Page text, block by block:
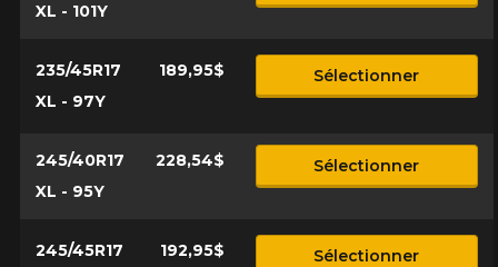
XL - 101Y
235/45R17
XL - 97Y
189,95$ Sélectionner
245/40R17
XL - 95Y
228,54$ Sélectionner
245/45R17
192,95$ Sélectionner